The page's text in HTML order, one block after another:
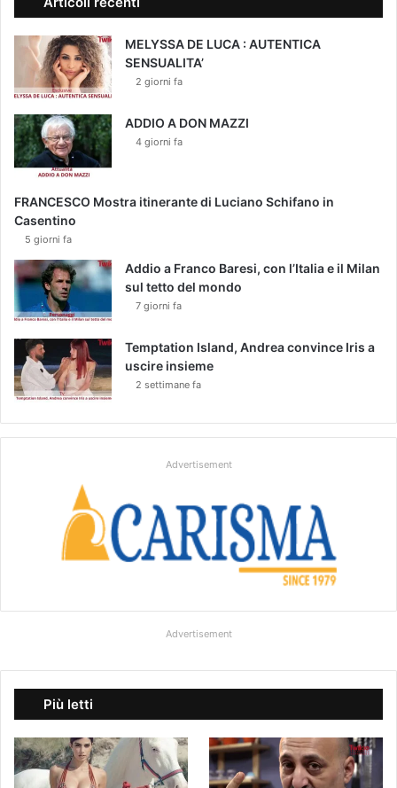
MELYSSA DE LUCA : AUTENTICA
SENSUALITA’
2 giorni fa
ADDIO A DON MAZZI
4 giorni fa
FRANCESCO Mostra itinerante di Luciano Schifano in
Casentino
5 giorni fa
Addio a Franco Baresi, con l’Italia e il Milan
sul tetto del mondo
7 giorni fa
Temptation Island, Andrea convince Iris a
uscire insieme
2 settimane fa
Advertisement
Advertisement
Più letti